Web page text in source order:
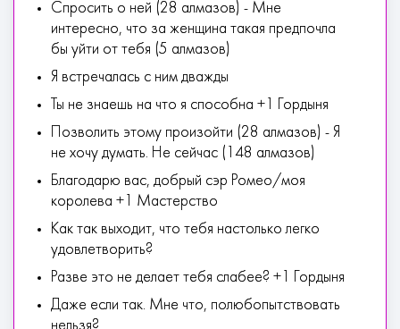
Спросить о ней (28 алмазов) - Мне
интересно, что за женщина такая предпочла
бы уйти от тебя (5 алмазов)
Я встречалась с ним дважды
Ты не знаешь на что я способна +1 Гордыня
Позволить этому произойти (28 алмазов) - Я
не хочу думать. Не сейчас (148 алмазов)
Благодарю вас, добрый сэр Ромео/моя
королева +1 Мастерство
Как так выходит, что тебя настолько легко
удовлетворить?
Разве это не делает тебя слабее? +1 Гордыня
Даже если так. Мне что, полюбопытствовать
нельзя?